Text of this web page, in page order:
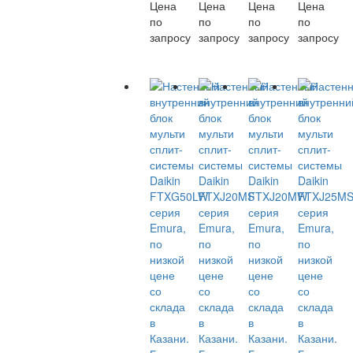
Цена
по
запросу
Цена
по
запросу
Цена
по
запросу
Цена
по
запросу